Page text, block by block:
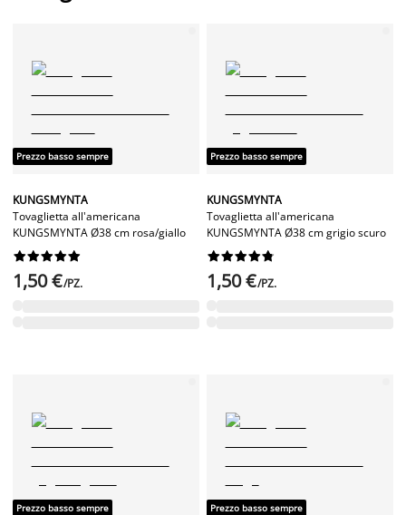
Prezzo basso sempre
KUNGSMYNTA
Tovaglietta all'americana
KUNGSMYNTA Ø38 cm rosa/giallo






1,50 €/PZ.
Prezzo basso sempre
KUNGSMYNTA
Tovaglietta all'americana
KUNGSMYNTA Ø38 cm grigio scuro






1,50 €/PZ.
Prezzo basso sempre Prezzo basso sempre